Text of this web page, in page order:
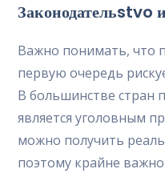
Законодательstvo
Важно понимать, что
первую очередь
В большинстве стран
является уголовным
можно получить
поэтому крайне